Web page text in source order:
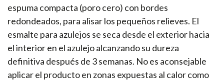
espuma compacta (poro cero) con bordes
redondeados, para alisar los pequeños relieves. El
esmalte para azulejos se seca desde el exterior hacia
el interior en el azulejo alcanzando su dureza
definitiva después de 3 semanas. No es aconsejable
aplicar el producto en zonas expuestas al calor como